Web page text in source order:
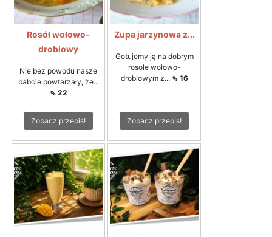
Rosół wołowo-
drobiowy
Nie bez powodu nasze
babcie powtarzały, że...
⇖ 22
Zobacz przepis!
Zupa jarzynowa z...
Gotujemy ją na dobrym
rosole wołowo-
drobiowym z... ⇖ 16
Zobacz przepis!